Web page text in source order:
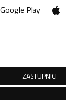
Google Play
ZASTUPNICI